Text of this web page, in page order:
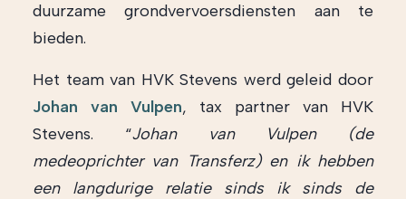
duurzame grondvervoersdiensten aan te
bieden.
Het team van HVK Stevens werd geleid door
Johan van Vulpen, tax partner van HVK
Stevens. “Johan van Vulpen (de
medeoprichter van Transferz) en ik hebben
een langdurige relatie sinds ik sinds de